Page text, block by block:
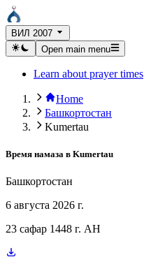
ВИЛ 2007
Open main menu
Learn about prayer times
Home
Башкортостан
Kumertau
Время намаза в Kumertau
Башкортостан
6 августа 2026 г.
23 сафар 1448 г. AH